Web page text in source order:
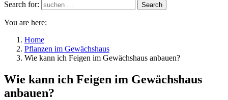
Search for:
Search
You are here:
Home
Pflanzen im Gewächshaus
Wie kann ich Feigen im Gewächshaus anbauen?
Wie kann ich Feigen im Gewächshaus
anbauen?